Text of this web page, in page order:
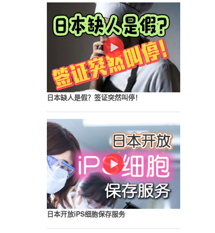
日本缺人是假？签证突然叫停！
日本开放iPS细胞保存服务